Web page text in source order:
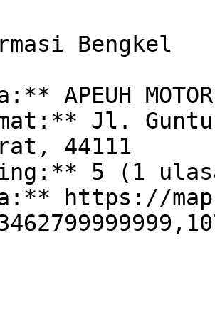
Bengkel
APEUH MOTOR
Jl.
44111
5 (1
https://